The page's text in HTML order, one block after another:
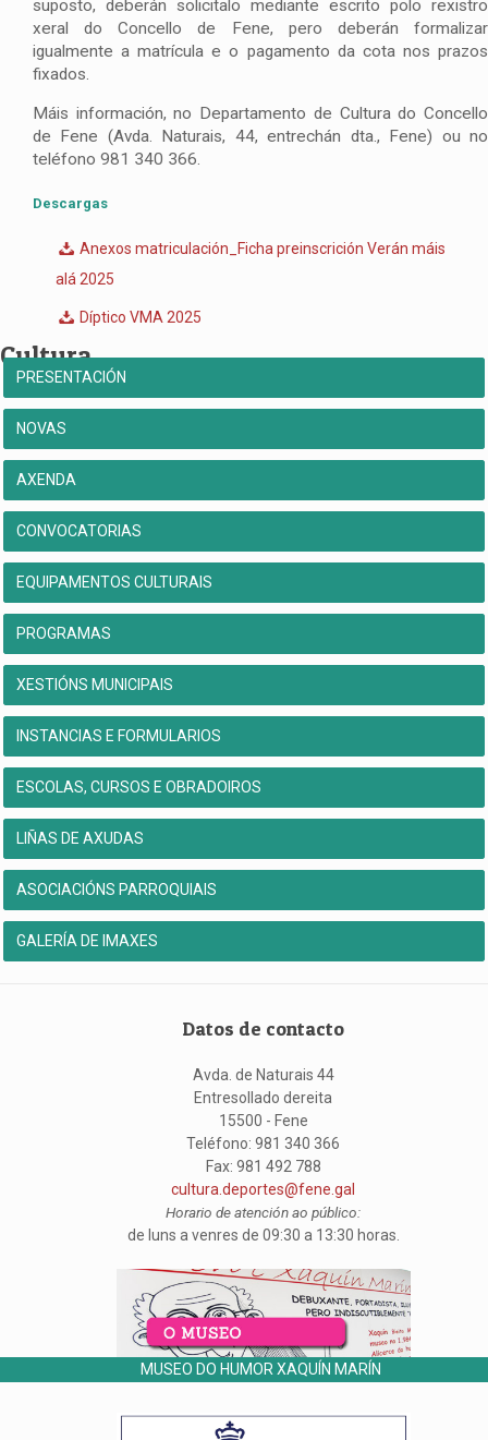
suposto, deberán solicitalo mediante escrito polo rexistro
xeral do Concello de Fene, pero deberán formalizar
igualmente a matrícula e o pagamento da cota nos prazos
fixados.
Máis información, no Departamento de Cultura do Concello
de Fene (Avda. Naturais, 44, entrechán dta., Fene) ou no
teléfono 981 340 366.
Descargas
Anexos matriculación_Ficha preinscrición Verán máis
alá 2025
Díptico VMA 2025
Cultura
PRESENTACIÓN
NOVAS
AXENDA
CONVOCATORIAS
EQUIPAMENTOS CULTURAIS
PROGRAMAS
XESTIÓNS MUNICIPAIS
INSTANCIAS E FORMULARIOS
ESCOLAS, CURSOS E OBRADOIROS
LIÑAS DE AXUDAS
ASOCIACIÓNS PARROQUIAIS
GALERÍA DE IMAXES
Datos de contacto
Avda. de Naturais 44
Entresollado dereita
15500 - Fene
Teléfono: 981 340 366
Fax: 981 492 788
cultura.deportes@fene.gal
Horario de atención ao público:
de luns a venres de 09:30 a 13:30 horas.
MUSEO DO HUMOR XAQUÍN MARÍN